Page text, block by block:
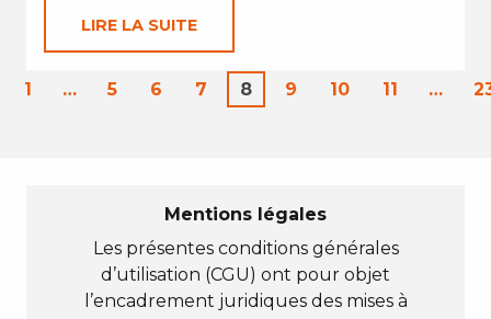
LIRE LA SUITE
1 … 5 6 7 8 9 10 11 …
Mentions légales
Les présentes conditions générales
d’utilisation (CGU) ont pour objet
l’encadrement juridiques des mises à